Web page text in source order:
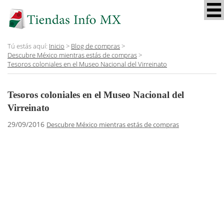
Tú estás aquí: Inicio > Blog de compras>
Descubre México mientras estás de compras>
Tesoros coloniales en el Museo Nacional del Virreinato
Tesoros coloniales en el Museo Nacional del
Virreinato
29/09/2016 Descubre México mientras estás de compras